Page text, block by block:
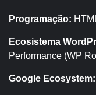
Programação:
Ecosistema
Performance (WP
Google Ecosystem: